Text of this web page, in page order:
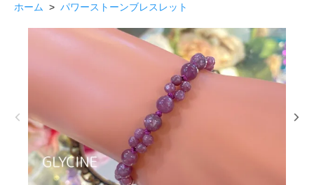
ホーム > パワーストーンブレスレット